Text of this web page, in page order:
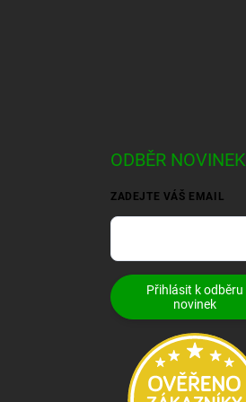
ODBĚR NOVINEK
ZADEJTE VÁŠ EMAIL
Přihlásit k odběru
novinek